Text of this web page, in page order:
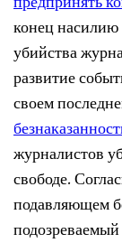
конец насилию
убийства
развитие
своем
журналистов
свободе.
подавляющем